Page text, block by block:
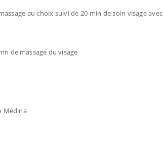
au choix suivi de 20 min de soin visage avec
de massage du visage
Médina